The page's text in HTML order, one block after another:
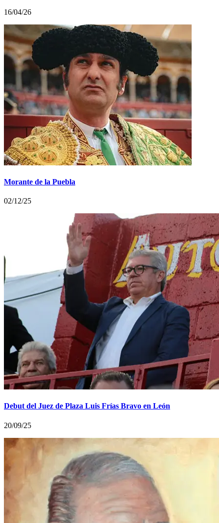
16/04/26
Morante de la Puebla
02/12/25
Debut del Juez de Plaza Luis Frías Bravo en León
20/09/25